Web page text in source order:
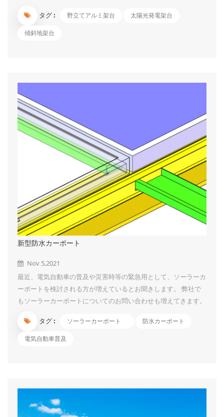
にすぐ活用できます。 南北傾斜 架台を設計する際に、おおよそ
の傾斜角度で設計します。 その上に、調整できるスクリュー杭
パワーマウント、傾斜グラウンドマウントにご興味がおありでし
たら、お気軽にお問い合わせください。...
タグ : 野立てアルミ架台 太陽光発電架台
傾斜地架台
新型防水カーポート
Nov 5,2021
最近、電気自動車の普及や災害時等の緊急用として、ソーラーカ
ーポートを検討される方が増えているとお聞きします。 弊社で
もソーラーカーポートについてのお問い合わせも増えてきます。
従来は折半屋根防水ですが、裏面の発電効率もできるだけ影響が
ないように、弊社は排水レールの案も設計できました。ご興味あ
タグ : ソーラーカーポート 防水カーポート
電気自動車普及